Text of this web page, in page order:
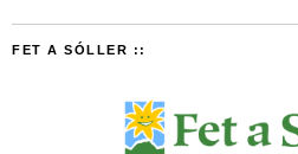
FET A SÓLLER ::